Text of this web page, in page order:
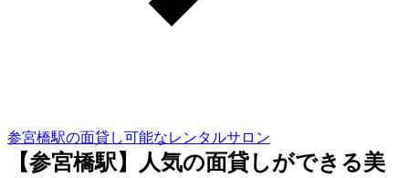
参宮橋駅の面貸し可能なレンタルサロン
【参宮橋駅】人気の面貸しができる美